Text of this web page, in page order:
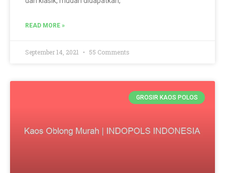
READ MORE »
September 14, 2021 55 Comments
GROSIR KAOS POLOS